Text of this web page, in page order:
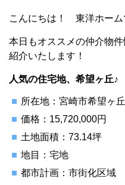
こんにちは！ 東洋ホー
本日もオススメの仲介物
紹介いたします！
人気の住宅地、希望ヶ丘♪
所在地：宮崎市希望ヶ
価格：15,720,000円
土地面積：73.14坪
地目：宅地
都市計画：市街化区域